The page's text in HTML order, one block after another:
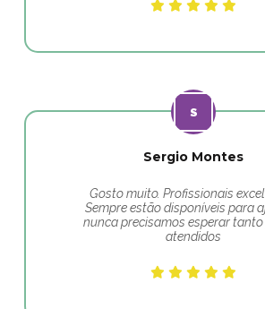
Sergio Montes
Gosto muito. Profissionais
Sempre estão disponíveis para
nunca precisamos esperar tanto
atendidos